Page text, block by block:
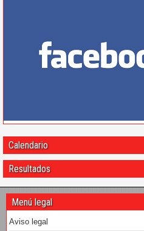
Calendario
Resultados
Menú legal
Aviso legal